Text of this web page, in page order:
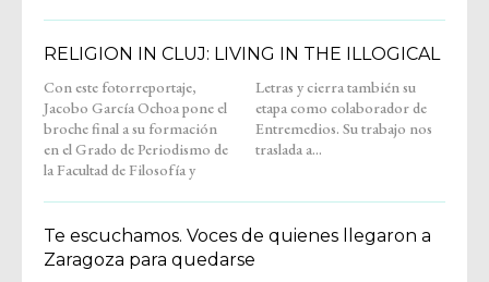
RELIGION IN CLUJ: LIVING IN THE ILLOGICAL
Con este fotorreportaje,
Jacobo García Ochoa pone el
broche final a su formación
en el Grado de Periodismo de
la Facultad de Filosofía y
Letras y cierra también su
etapa como colaborador de
Entremedios. Su trabajo nos
traslada a...
Te escuchamos. Voces de quienes llegaron a
Zaragoza para quedarse